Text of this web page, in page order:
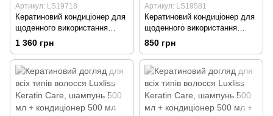
Артикул: LS19718
Кератиновий кондиціонер для
щоденного використання
Luxliss Keratin Daily Care
Conditioner, 500 мл
1 360 грн
Артикул: LS19581
Кератиновий кондиціонер для
щоденного використання
Luxliss Keratin Daily Care
Conditioner, 200 мл
850 грн